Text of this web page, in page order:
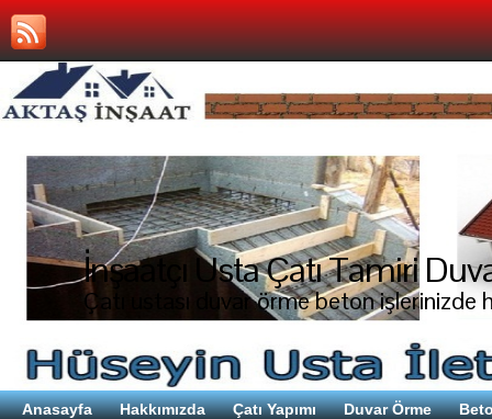
İnşaatçı Usta Çatı Tamiri
Çatı ustası duvar örme beton işlerinizde
Anasayfa Hakkımızda Çatı Yapımı Duvar Örme